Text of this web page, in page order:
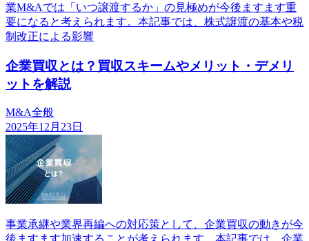
業M&Aでは「いつ譲渡するか」の見極めが今後ますます重
要になると考えられます。本記事では、株式譲渡の基本や税
制改正による影響
企業買収とは？買収スキームやメリット・デメリ
ットを解説
M&A全般
2025年12月23日
事業承継や業界再編への対応策として、企業買収の動きが今